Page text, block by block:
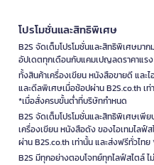
โปรโมชั่นและสิทธิพิเศษ
B2S จัดเต็มโปรโมชั่นและสิทธิพิเศษมา
อัปเดตทุกเดือนกับแคมเปญลดราคาแรง
ทั้งสินค้าเครื่องเขียน หนังสือขายดี แล
และดีลพิเศษเมื่อช้อปผ่าน B2S.co.th เ
*เมื่อสั่งครบขั้นต่ำที่บริษัทกำหนด
B2S จัดเต็มโปรโมชั่นและสิทธิพิเศษเพี
เครื่องเขียน หนังสือดัง ของไอเทมไล
ผ่าน B2S.co.th เท่านั้น และส่งฟรีทั่วไท
B2S มีทุกอย่างตอบโจทย์ทุกไลฟ์สไตล์ ไ